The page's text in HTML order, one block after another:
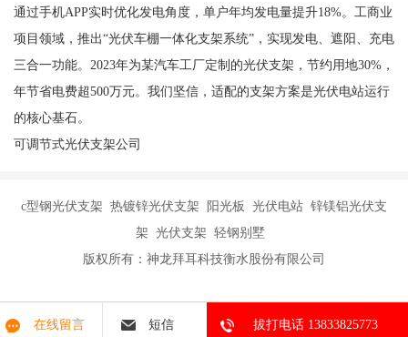
通过手机APP实时优化发电角度，单户年均发电量提升18%。工商业
项目领域，推出“光伏车棚一体化支架系统”，实现发电、遮阳、充电
三合一功能。2023年为某汽车工厂定制的光伏支架，节约用地30%，
年节省电费超500万元。我们坚信，适配的支架方案是光伏电站运行
的核心基石。
可调节式光伏支架公司
c型钢光伏支架 热镀锌光伏支架 阳光板 光伏电站 锌镁铝光伏支
架 光伏支架 轻钢别墅
版权所有：神龙拜耳科技衡水股份有限公司
在线留言 短信 拔打电话 13833825773